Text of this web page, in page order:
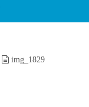
img_1829